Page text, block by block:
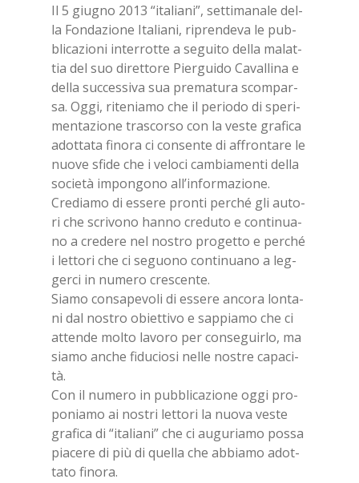
Il 5 giu­gno 2013 “ita­lia­ni”, set­ti­ma­na­le del­
la Fon­da­zio­ne Ita­lia­ni, ri­pren­de­va le pub­
bli­ca­zio­ni in­ter­rot­te a se­gui­to del­la ma­lat­
tia del suo di­ret­to­re Pier­gui­do Ca­val­li­na e
del­la suc­ces­si­va sua pre­ma­tu­ra scom­par­
sa. Oggi, ri­te­nia­mo che il pe­rio­do di spe­ri­
men­ta­zio­ne tra­scor­so con la ve­ste gra­fi­ca
adot­ta­ta fi­no­ra ci con­sen­te di af­fron­ta­re le
nuo­ve sfi­de che i ve­lo­ci cam­bia­men­ti del­la
so­cie­tà im­pon­go­no al­l’in­for­ma­zio­ne.
Cre­dia­mo di es­se­re pron­ti per­ché gli au­to­
ri che scri­vo­no han­no cre­du­to e con­ti­nua­
no a cre­de­re nel no­stro pro­get­to e per­ché
i let­to­ri che ci se­guo­no con­ti­nua­no a leg­
ger­ci in nu­me­ro cre­scen­te.
Sia­mo con­sa­pe­vo­li di es­se­re an­co­ra lon­ta­
ni dal no­stro obiet­ti­vo e sap­pia­mo che ci
at­ten­de mol­to la­vo­ro per con­se­guir­lo, ma
sia­mo an­che fi­du­cio­si nel­le no­stre ca­pa­ci­
tà.
Con il nu­me­ro in pub­bli­ca­zio­ne oggi pro­
po­nia­mo ai no­stri let­to­ri la nuo­va ve­ste
gra­fi­ca di “ita­lia­ni” che ci au­gu­ria­mo pos­sa
pia­ce­re di più di quel­la che ab­bia­mo adot­
ta­to fi­no­ra.